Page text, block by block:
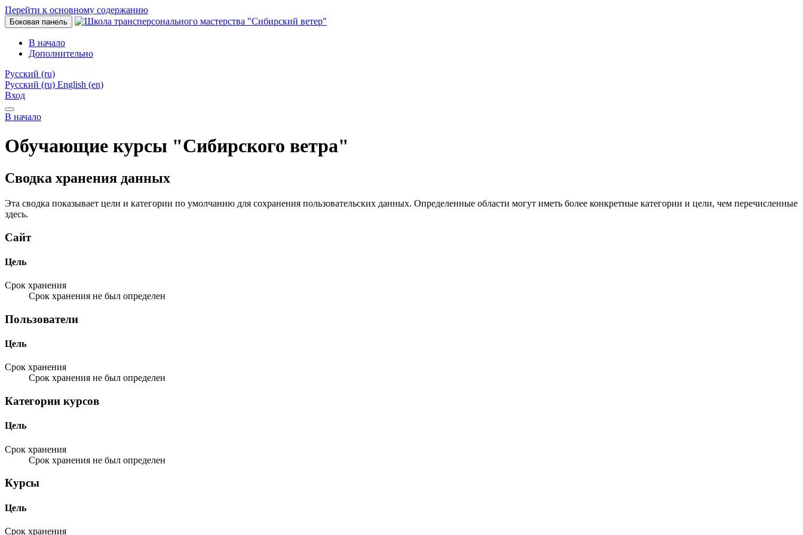
Перейти к основному содержанию
Боковая панель
В начало
Дополнительно
Русский ‎(ru)‎
Русский ‎(ru)‎ English ‎(en)‎
Вход
В начало
Обучающие курсы "Сибирского ветра"
Сводка хранения данных
Эта сводка показывает цели и категории по умолчанию для сохранения пользовательских данных. Определенные области могут иметь более конкретные категории и цели, чем перечисленные
здесь.
Сайт
Цель
Срок хранения
Срок хранения не был определен
Пользователи
Цель
Срок хранения
Срок хранения не был определен
Категории курсов
Цель
Срок хранения
Срок хранения не был определен
Курсы
Цель
Срок хранения